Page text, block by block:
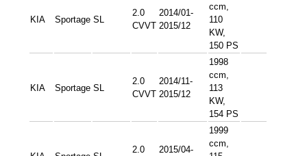
KIA Sportage SL
2.0
CVVT
2014/01-
2015/12
ccm,
110
KW,
150 PS
KIA Sportage SL
2.0
CVVT
2014/11-
2015/12
1998
ccm,
113
KW,
154 PS
2.0 2015/04-
1999
ccm,